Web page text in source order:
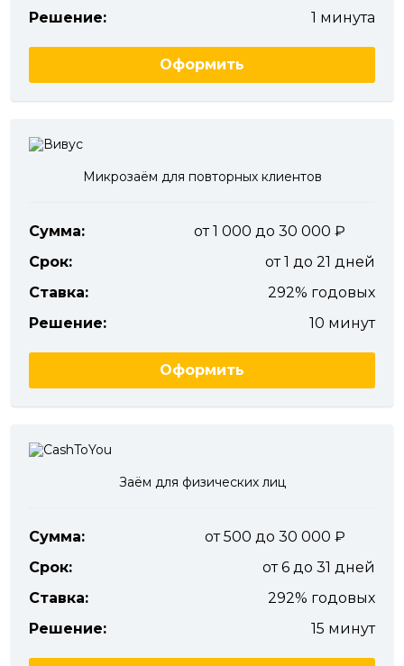
Решение:
1 минута
Оформить
Микрозаём для повторных клиентов
Сумма:
от 1 000 до 30 000
Срок:
от 1 до 21 дней
Ставка:
292% годовых
Решение:
10 минут
Оформить
Заём для физических лиц
Сумма:
от 500 до 30 000
Срок:
от 6 до 31 дней
Ставка:
292% годовых
Решение:
15 минут